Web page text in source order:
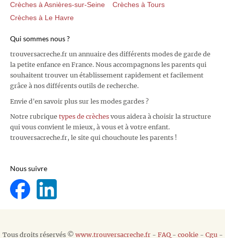
Crèches à Asnières-sur-Seine
Crèches à Tours
Crèches à Le Havre
Qui sommes nous ?
trouversacreche.fr un annuaire des différents modes de garde de
la petite enfance en France. Nous accompagnons les parents qui
souhaitent trouver un établissement rapidement et facilement
grâce à nos différents outils de recherche.
Envie d'en savoir plus sur les modes gardes ?
Notre rubrique types de crèches vous aidera à choisir la structure
qui vous convient le mieux, à vous et à votre enfant.
trouversacreche.fr, le site qui chouchoute les parents !
Nous suivre
Tous droits réservés © www.trouversacreche.fr- FAQ- cookie- Cgu -